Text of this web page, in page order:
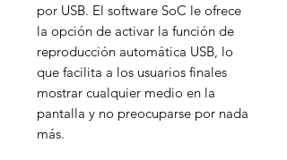
por USB. El software SoC le ofrece
la opción de activar la función de
reproducción automática USB, lo
que facilita a los usuarios finales
mostrar cualquier medio en la
pantalla y no preocuparse por nada
más.